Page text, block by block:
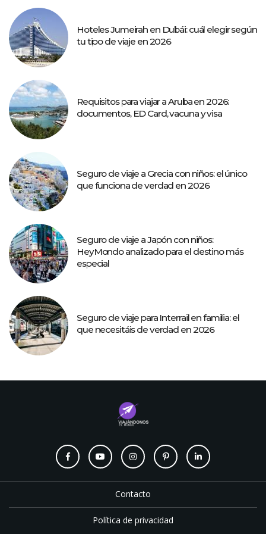
Hoteles Jumeirah en Dubái: cuál elegir según
tu tipo de viaje en 2026
Requisitos para viajar a Aruba en 2026:
documentos, ED Card, vacuna y visa
Seguro de viaje a Grecia con niños: el único
que funciona de verdad en 2026
Seguro de viaje a Japón con niños:
HeyMondo analizado para el destino más
especial
Seguro de viaje para Interrail en familia: el
que necesitáis de verdad en 2026
Contacto
Política de privacidad